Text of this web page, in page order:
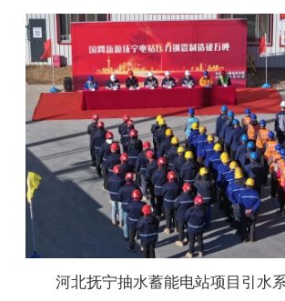
河北抚宁抽水蓄能电站项目引水